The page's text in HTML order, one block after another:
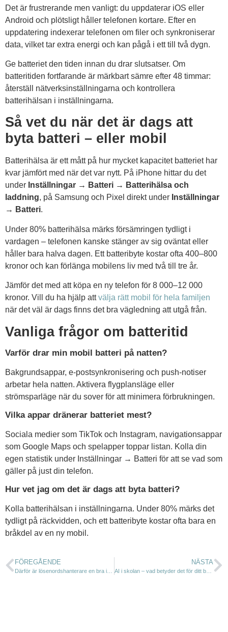
Det är frustrerande men vanligt: du uppdaterar iOS eller
Android och plötsligt håller telefonen kortare. Efter en
uppdatering indexerar telefonen om filer och synkroniserar
data, vilket tar extra energi och kan pågå i ett till två dygn.
Ge batteriet den tiden innan du drar slutsatser. Om
batteritiden fortfarande är märkbart sämre efter 48 timmar:
återställ nätverksinställningarna och kontrollera
batterihälsan i inställningarna.
Så vet du när det är dags att
byta batteri – eller mobil
Batterihälsa är ett mått på hur mycket kapacitet batteriet har
kvar jämfört med när det var nytt. På iPhone hittar du det
under Inställningar → Batteri → Batterihälsa och
laddning, på Samsung och Pixel direkt under Inställningar
→ Batteri.
Under 80% batterihälsa märks försämringen tydligt i
vardagen – telefonen kanske stänger av sig oväntat eller
håller bara halva dagen. Ett batteribyte kostar ofta 400–800
kronor och kan förlänga mobilens liv med två till tre år.
Jämför det med att köpa en ny telefon för 8 000–12 000
kronor. Vill du ha hjälp attvälja rätt mobil för hela familjen
när det väl är dags finns det bra vägledning att utgå från.
Vanliga frågor om batteritid
Varför drar min mobil batteri på natten?
Bakgrundsappar, e-postsynkronisering och push-notiser
arbetar hela natten. Aktivera flygplansläge eller
strömsparläge när du sover för att minimera förbrukningen.
Vilka appar dränerar batteriet mest?
Sociala medier som TikTok och Instagram, navigationsappar
som Google Maps och spelapper toppar listan. Kolla din
egen statistik under Inställningar → Batteri för att se vad som
gäller på just din telefon.
Hur vet jag om det är dags att byta batteri?
Kolla batterihälsan i inställningarna. Under 80% märks det
tydligt på räckvidden, och ett batteribyte kostar ofta bara en
bråkdel av en ny mobil.
FÖREGÅENDE NÄSTA
AI i skolan – vad betyder det för ditt barn?